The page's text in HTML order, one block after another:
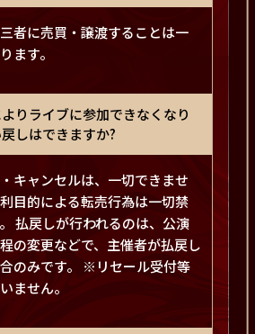
者に売買・譲渡することは一
ます。
りライブに参加できなくなり
しはできますか?
キャンセルは、一切できませ
目的による転売行為は一切禁
払戻しが行われるのは、公演
の変更などで、主催者が払戻し
のみです。 ※リセール受付等
ません。